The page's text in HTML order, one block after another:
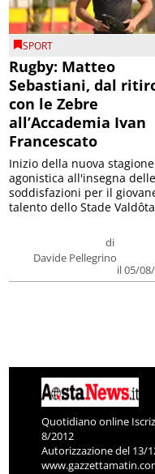
SPORT
Rugby: Matteo
Sebastiani, dal
con le Zebre
all’Accademia Ivan
Francescato
di
Davide Pellegrino
il 05/
Inizio della nuova stagione
agonistica all'insegna delle
soddisfazioni per il
talento dello Stade
Quotidiano online
8/2012
Autorizzazione del 13/